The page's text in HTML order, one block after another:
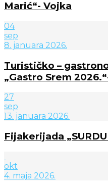
Marić“- Vojka
04
sep
8. januara 2026.
Turističko –
„Gastro Srem
27
sep
13. januara 2026.
Fijakerijada
okt
4. maja 2026.